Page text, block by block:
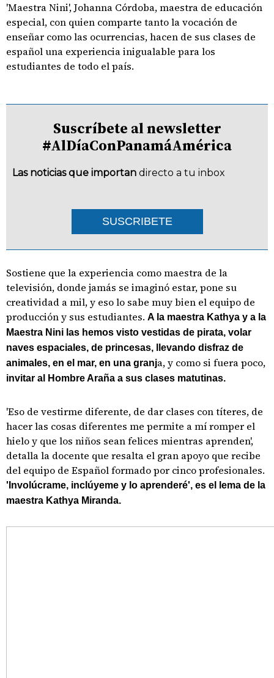
'Maestra Nini', Johanna Córdoba, maestra de educación
especial, con quien comparte tanto la vocación de
enseñar como las ocurrencias, hacen de sus clases de
español una experiencia inigualable para los
estudiantes de todo el país.
Suscríbete al newsletter
#AlDíaConPanamáAmérica
Las noticias que importan directo a tu inbox
SUSCRIBETE
Sostiene que la experiencia como maestra de la
televisión, donde jamás se imaginó estar, pone su
creatividad a mil, y eso lo sabe muy bien el equipo de
producción y sus estudiantes. A la maestra Kathya y a la
Maestra Nini las hemos visto vestidas de pirata, volar
naves espaciales, de princesas, llevando disfraz de
animales, en el mar, en una granja, y como si fuera poco,
invitar al Hombre Araña a sus clases matutinas.
'Eso de vestirme diferente, de dar clases con títeres, de
hacer las cosas diferentes me permite a mí romper el
hielo y que los niños sean felices mientras aprenden',
detalla la docente que resalta el gran apoyo que recibe
del equipo de Español formado por cinco profesionales.
'Involúcrame, inclúyeme y lo aprenderé', es el lema de la
maestra Kathya Miranda.